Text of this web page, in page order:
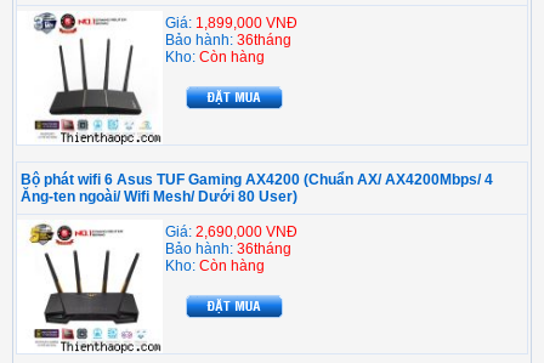
Giá: 1,899,000 VNĐ
Bảo hành: 36tháng
Kho: Còn hàng
Bộ phát wifi 6 Asus TUF Gaming AX4200 (Chuẩn AX/ AX4200Mbps/ 4
Ăng-ten ngoài/ Wifi Mesh/ Dưới 80 User)
Giá: 2,690,000 VNĐ
Bảo hành: 36tháng
Kho: Còn hàng